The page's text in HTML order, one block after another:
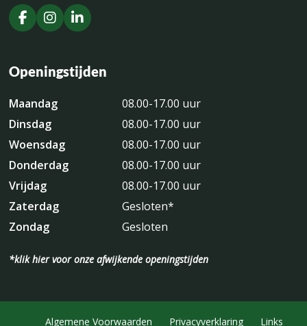
Openingstijden
Maandag
08.00-17.00 uur
Dinsdag
08.00-17.00 uur
Woensdag
08.00-17.00 uur
Donderdag
08.00-17.00 uur
Vrijdag
08.00-17.00 uur
Zaterdag
Gesloten*
Zondag
Gesloten
*klik hier voor onze afwijkende openingstijden
Algemene Voorwaarden Privacyverklaring Links